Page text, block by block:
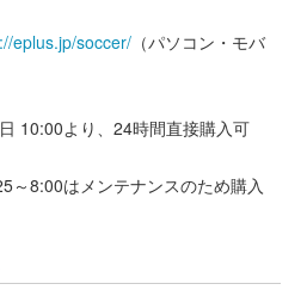
eplus.jp/soccer/ （パソコン・モバ
10:00より、24時間直接購入可
～8:00はメンテナンスのため購入